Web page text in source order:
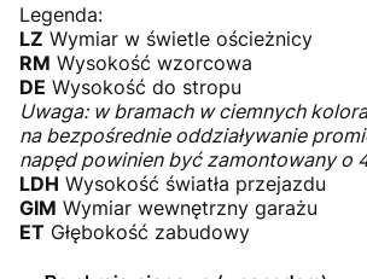
Legenda:
LZ Wymiar w świetle ościeżnicy
RM Wysokość wzorcowa
DE Wysokość do stropu
Uwaga: w bramach w ciemnych
na bezpośrednie oddziaływanie
napęd powinien być zamontowany o
LDH Wysokość światła przejazdu
GIM Wymiar wewnętrzny garażu
ET Głębokość zabudowy